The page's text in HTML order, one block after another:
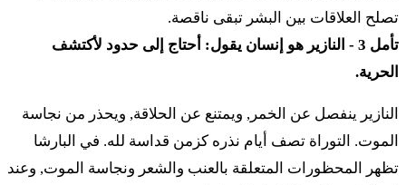
ל
מִבֶּן שְׁלֹשִׁים שָׁנָה וָמַעְלָה וְעַד בֶּן חֲמִשִּׁים שָׁנָה
תִּפְקְדֵם כָּל הַבָּא לַצָּבָא לַעֲבֹד אֶת עֲבֹדַת אֹהֶל
٣٠ مِبِّن شْلوشيم شانا فامَعْلا فْعَد بِّن حَميشّيم شانا تِّفْقْديم
كول هَبّا لَتّسابا لَعَبود إِت عَبودَت أوهِل موعيد
تصلح العلاقات بين البشر تبقى ناقصة.
تأمل 3 - النازير هو إنسان يقول: أحتاج إلى حدود لأكتشف
الحرية.
النازير ينفصل عن الخمر, ويمتنع عن الحلاقة, ويحذر من نجاسة
الموت. التوراة تصف أيام نذره كزمن قداسة لله. في البارشا
تظهر المحظورات المتعلقة بالعنب والشعر ونجاسة الموت, وعند